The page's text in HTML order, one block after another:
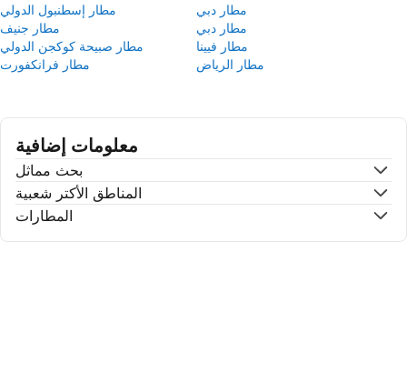
مطار إسطنبول الدولي
مطار دبي
مطار جنيف
مطار دبي
مطار صبيحة كوكجن الدولي
مطار فيينا
مطار فرانكفورت
مطار الرياض
معلومات إضافية
بحث مماثل
المناطق الأكتر شعبية
المطارات